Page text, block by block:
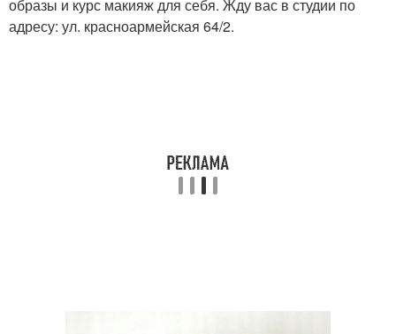
образы и курс макияж для себя. Жду вас в студии по
адресу: ул. красноармейская 64/2.